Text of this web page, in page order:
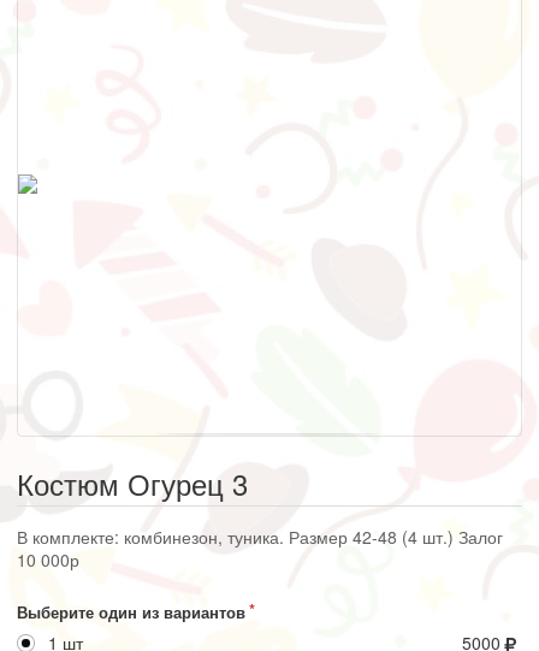
Костюм Огурец 3
В комплекте: комбинезон, туника. Размер 42-48 (4 шт.) Залог
10 000р
Выберите один из вариантов
1 шт 5000